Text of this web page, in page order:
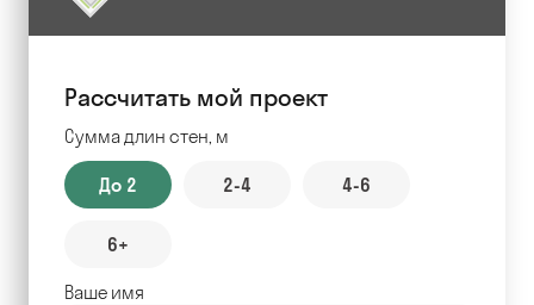
Рассчитать мой проект
Сумма длин стен, м
До 2 2-4 4-6
6+
Ваше имя